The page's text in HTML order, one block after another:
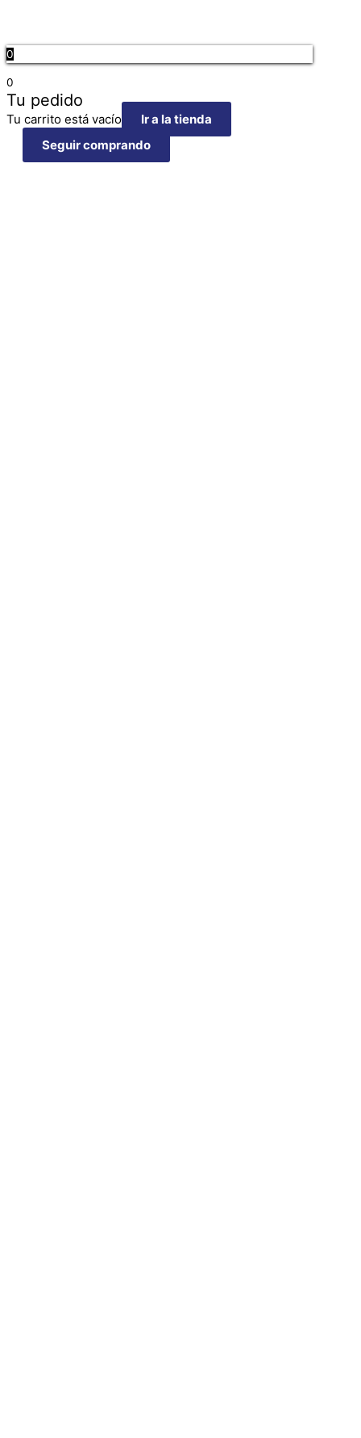
0
0
Tu pedido
Tu carrito está vacío
Ir a la tienda
Seguir comprando